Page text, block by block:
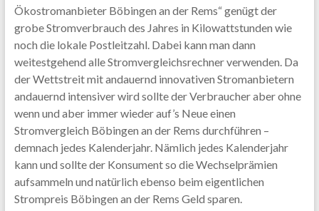
Ökostromanbieter Böbingen an der Rems“ genügt der
grobe Stromverbrauch des Jahres in Kilowattstunden wie
noch die lokale Postleitzahl. Dabei kann man dann
weitestgehend alle Stromvergleichsrechner verwenden. Da
der Wettstreit mit andauernd innovativen Stromanbietern
andauernd intensiver wird sollte der Verbraucher aber ohne
wenn und aber immer wieder auf’s Neue einen
Stromvergleich Böbingen an der Rems durchführen –
demnach jedes Kalenderjahr. Nämlich jedes Kalenderjahr
kann und sollte der Konsument so die Wechselprämien
aufsammeln und natürlich ebenso beim eigentlichen
Strompreis Böbingen an der Rems Geld sparen.